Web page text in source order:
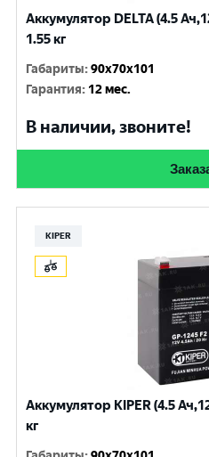
Аккумулятор DELTA (4.5
1.55 кг
Габариты:90x70x101
Гарантия: 12 мес.
В наличии, звоните!
KIPER
Аккумулятор KIPER (4.5
кг